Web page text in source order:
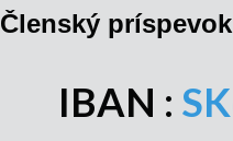
Členský
IBAN :